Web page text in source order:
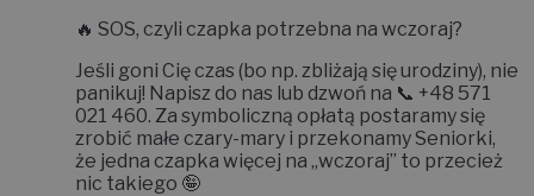
🔥 SOS, czyli czapka potrzebna na wczoraj?
Jeśli goni Cię czas (bo np. zbliżają się urodziny), nie
panikuj! Napisz do nas lub dzwoń na 📞 +48 571
021 460. Za symboliczną opłatą postaramy się
zrobić małe czary-mary i przekonamy Seniorki,
że jedna czapka więcej na „wczoraj” to przecież
nic takiego 🤪